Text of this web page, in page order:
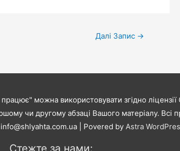
Далі Запис →
можна використовувати згідно
чи другому абзаці Вашого матеріалу. Всі
info@shlyahta.com.ua| Povered by Astra
Стежте за нами: